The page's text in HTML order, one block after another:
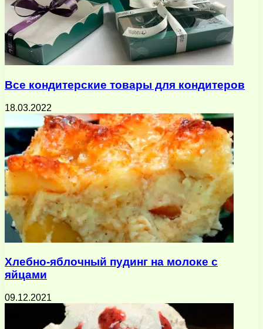
Все кондитерские товары для кондитеров
18.03.2022
Хлебно-яблочный пудинг на молоке с
яйцами
09.12.2021